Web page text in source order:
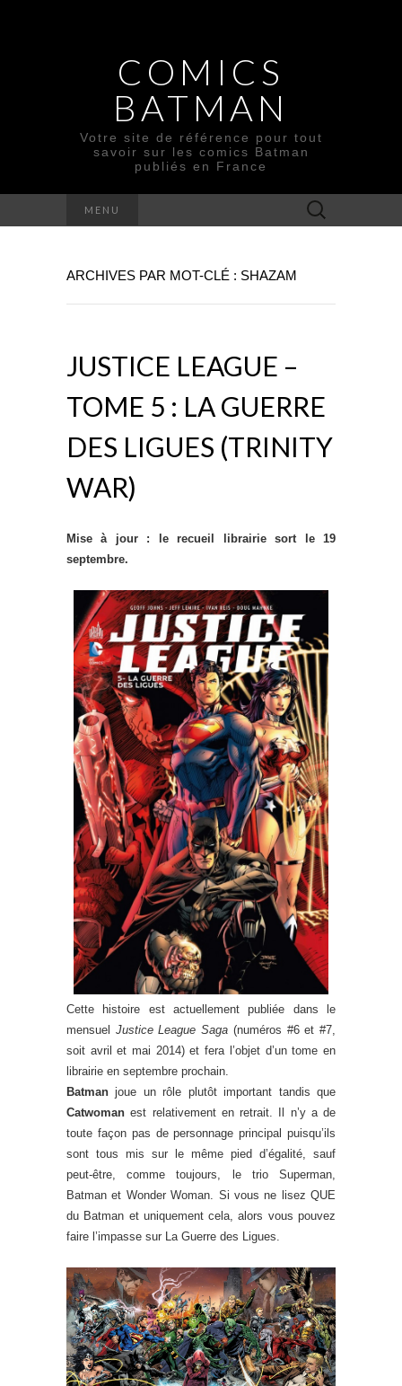
COMICS
BATMAN
Votre site de référence pour tout
savoir sur les comics Batman
publiés en France
MENU Rechercher :
ARCHIVES PAR MOT-CLÉ : SHAZAM
JUSTICE LEAGUE –
TOME 5 : LA GUERRE
DES LIGUES (TRINITY
WAR)
Mise à jour : le recueil librairie sort le 19
septembre.
Cette histoire est actuellement publiée dans le
mensuel Justice League Saga (numéros #6 et #7,
soit avril et mai 2014) et fera l’objet d’un tome en
librairie en septembre prochain.
Batman joue un rôle plutôt important tandis que
Catwoman est relativement en retrait. Il n’y a de
toute façon pas de personnage principal puisqu’ils
sont tous mis sur le même pied d’égalité, sauf
peut-être, comme toujours, le trio Superman,
Batman et Wonder Woman. Si vous ne lisez QUE
du Batman et uniquement cela, alors vous pouvez
faire l’impasse sur La Guerre des Ligues.